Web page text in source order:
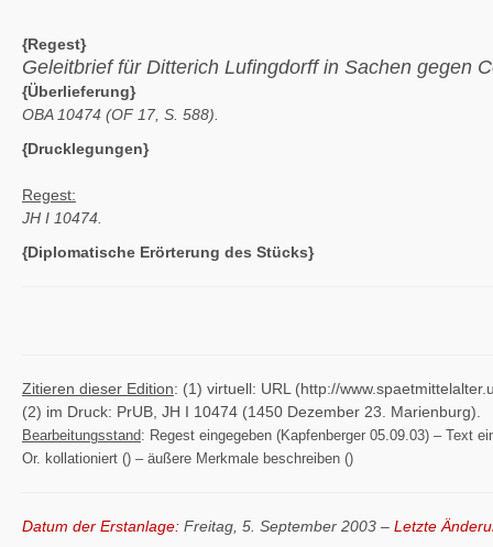
{Regest}
Geleitbrief für Ditterich Lufingdorff in Sachen gegen
{Überlieferung}
OBA 10474 (OF 17, S. 588).
{Drucklegungen}
Regest:
JH I 10474.
{Diplomatische Erörterung des Stücks}
Zitieren dieser Edition: (1) virtuell: URL (http://
(2) im Druck: PrUB, JH I 10474 (1450 Dezember 23. Marienburg).
Bearbeitungsstand: Regest eingegeben (Kapfenberger 05.09.03) – Text
Or. kollationiert () – äußere Merkmale beschreiben ()
Datum der Erstanlage: Freitag, 5. September 2003 – Letzte